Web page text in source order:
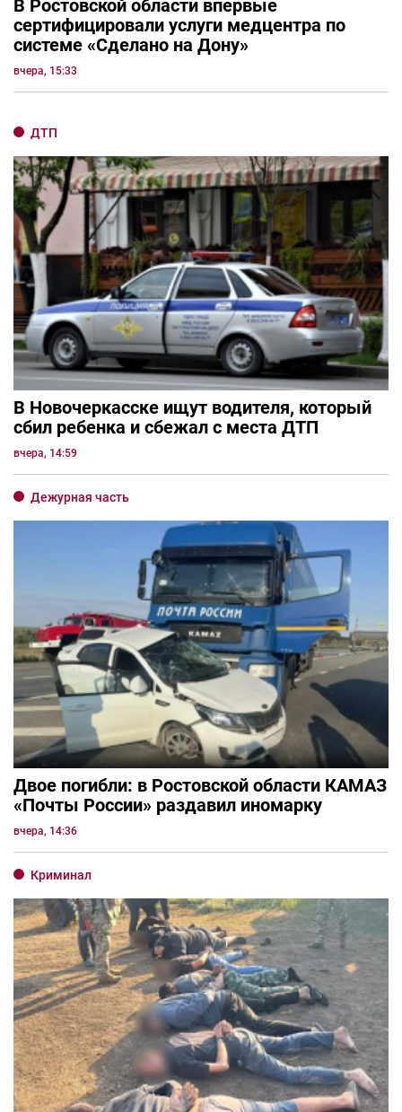
В Ростовской области впервые
сертифицировали услуги медцентра по
системе «Сделано на Дону»
вчера, 15:33
ДТП
В Новочеркасске ищут водителя, который
сбил ребенка и сбежал с места ДТП
вчера, 14:59
Дежурная часть
Двое погибли: в Ростовской области КАМАЗ
«Почты России» раздавил иномарку
вчера, 14:36
Криминал